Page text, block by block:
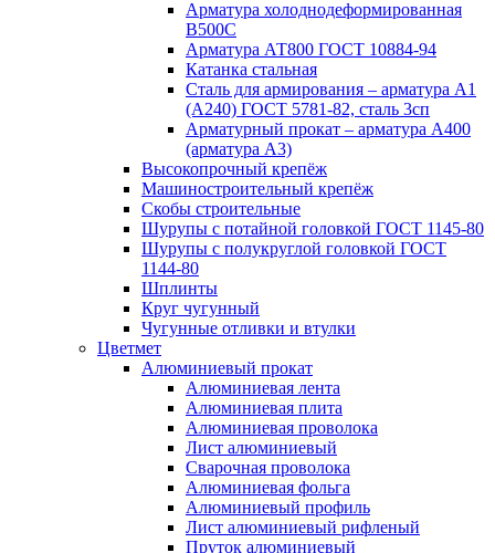
Арматура холоднодеформированная
В500С
Арматура АТ800 ГОСТ 10884-94
Катанка стальная
Сталь для армирования – арматура А1
(А240) ГОСТ 5781-82, сталь 3сп
Арматурный прокат – арматура А400
(арматура А3)
Высокопрочный крепёж
Машиностроительный крепёж
Скобы строительные
Шурупы с потайной головкой ГОСТ 1145-80
Шурупы с полукруглой головкой ГОСТ
1144-80
Шплинты
Круг чугунный
Чугунные отливки и втулки
Цветмет
Алюминиевый прокат
Алюминиевая лента
Алюминиевая плита
Алюминиевая проволока
Лист алюминиевый
Сварочная проволока
Алюминиевая фольга
Алюминиевый профиль
Лист алюминиевый рифленый
Пруток алюминиевый